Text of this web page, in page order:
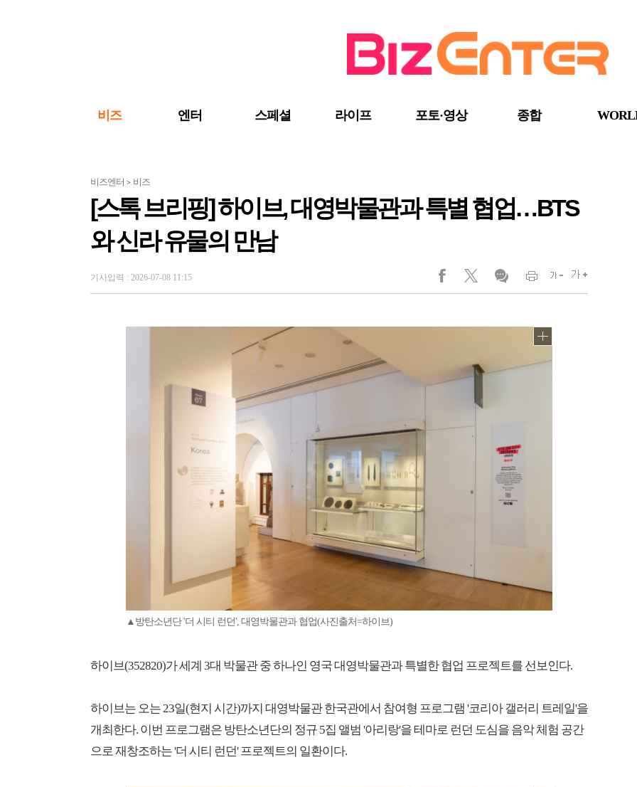
비즈 엔터 스페셜 라이프 포토·영상 종합
비즈엔터 > 비즈
[스톡 브리핑] 하이브, 대영박물관과 특별 협업…BTS
와 신라 유물의 만남
기사입력 : 2026-07-08 11:15
▲방탄소년단 '더 시티 런던', 대영박물관과 협업(사진출처=하이브)
하이브(352820)가 세계 3대 박물관 중 하나인 영국 대영박물관과 특별한 협업 프로젝트를 선보인다.
하이브는 오는 23일(현지 시간)까지 대영박물관 한국관에서 참여형 프로그램 '코리아 갤러리 트레일'을
개최한다. 이번 프로그램은 방탄소년단의 정규 5집 앨범 '아리랑'을 테마로 런던 도심을 음악 체험 공간
으로 재창조하는 '더 시티 런던' 프로젝트의 일환이다.